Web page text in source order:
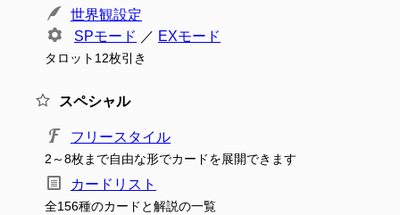
世界観設定
SPモード ／ EXモード
タロット12枚引き
スペシャル
フリースタイル
2～8枚まで自由な形でカードを展開できます
カードリスト
全156種のカードと解説の一覧